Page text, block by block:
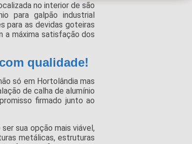
no interior de são
para galpão industrial
para as devidas goteiras
a máxima satisfação dos
qualidade!
só em Hortolândia mas
de calha de alumínio
firmado junto ao
sua opção mais viável,
metálicas, estruturas